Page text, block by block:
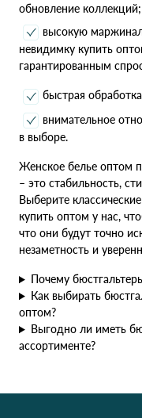
обновление коллекций;
высокую
невидимку купить
гарантированным
быстрая
внимательное
в выборе.
Женское белье оптом
– это стабильность,
Выберите
купить оптом у нас,
что они будут точно
незаметность и
Почему
Как выбирать
оптом?
Выгодно ли иметь
ассортименте?